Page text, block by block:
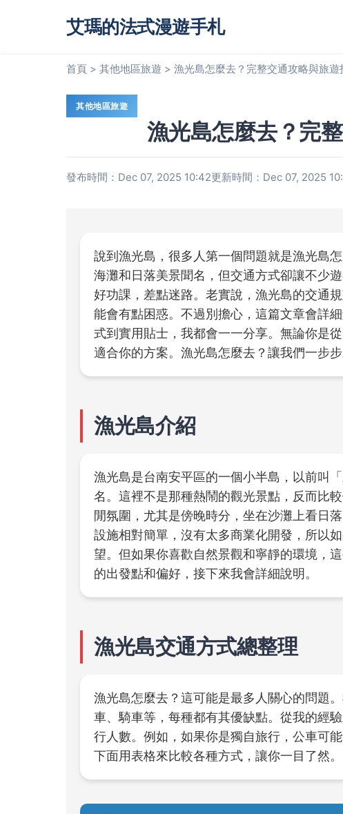
艾瑪的法式漫遊手札
首頁 > 其他地區旅遊 > 漁光島怎麼去？完整交通攻略與旅遊
其他地區旅遊
漁光島怎麼去？完
發布時間：Dec 07, 2025 10:42更新時間：Dec 07, 2025
說到漁光島，很多人第一個問題就是漁光島
海灘和日落美景聞名，但交通方式卻讓不少
好功課，差點迷路。老實說，漁光島的交通
能會有點困惑。不過別擔心，這篇文章會詳
式到實用貼士，我都會一一分享。無論你是
適合你的方案。漁光島怎麼去？讓我們一步步
漁光島介紹
漁光島是台南安平區的一個小半島，以前叫
名。這裡不是那種熱鬧的觀光景點，反而比
閒氛圍，尤其是傍晚時分，坐在沙灘上看日
設施相對簡單，沒有太多商業化開發，所以
望。但如果你喜歡自然景觀和寧靜的環境，
的出發點和偏好，接下來我會詳細說明。
漁光島交通方式總整理
漁光島怎麼去？這可能是最多人關心的問題
車、騎車等，每種都有其優缺點。從我的經
行人數。例如，如果你是獨自旅行，公車可
下面用表格來比較各種方式，讓你一目了然。